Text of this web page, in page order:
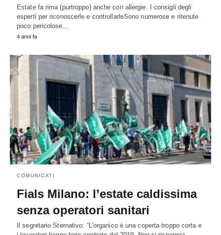
Estate fa rima (purtroppo) anche con allergie. I consigli degli
esperti per riconoscerle e controllarleSono numerose e ritenute
poco pericolose…
4 anni fa
COMUNICATI
Fials Milano: l’estate caldissima
senza operatori sanitari
Il segretario Sternativo: “L’organico è una coperta troppo corta e